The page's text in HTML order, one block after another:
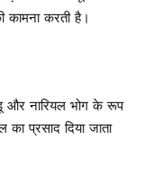
कामना करती है।
नारियल भोग के रूप
प्रसाद दिया जाता